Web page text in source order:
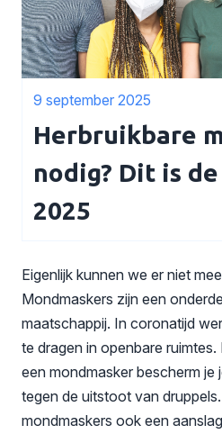
9 september 2025
Herbruikbare
nodig? Dit is de
2025
Eigenlijk kunnen we er niet
Mondmaskers zijn een
maatschappij. In coronatijd
te dragen in openbare
een mondmasker bescherm je
tegen de uitstoot van
mondmaskers ook een